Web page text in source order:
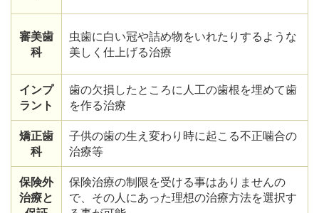
審美歯
科
虫歯に白い冠や詰め物をいれたりするような
美しく仕上げる治療
インプ
ラント
歯の欠損したところに人工の歯根を埋めて歯
を作る治療
矯正歯
科
子供の歯の生え変わり時に起こる不正噛合の
治療等
保険外
治療と
保険治療の制限を受ける事はありませんの
で、その人にあった理想の治療方法を選択す